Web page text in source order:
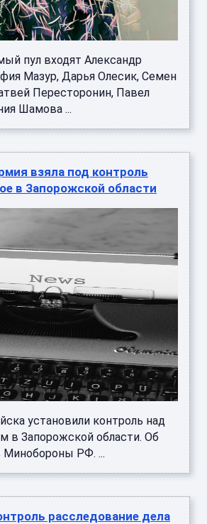
пул входят Александр
Мазур, Дарья Олесик, Семен
Пересторонин, Павел
Шамова ...
взяла под контроль
в Запорожской области
установили контроль над
в Запорожской области. Об
Минобороны РФ. ...
расследование дела